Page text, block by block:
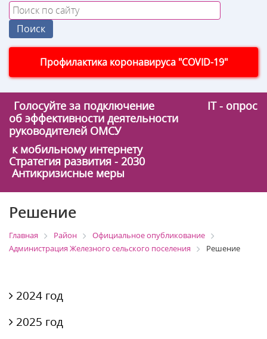
Профилактика коронавируса "COVID-19"
Голосуйте за подключение
IT - опрос
об эффективности деятельности
руководителей ОМСУ
к мобильному интернету
Стратегия развития - 2030
Антикризисные меры
Решение
Главная Район
Официальное опубликование
Администрация Железного сельского поселения
Решение
2024 год
2025 год